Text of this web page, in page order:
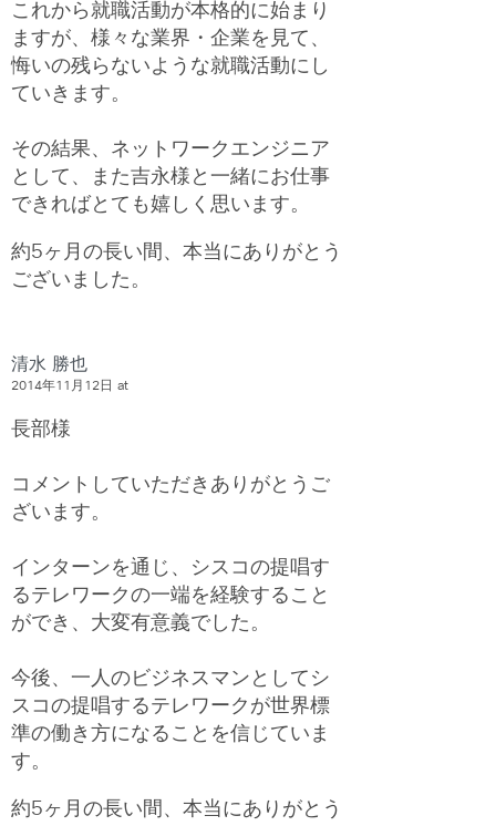
これから就職活動が本格的に始まり
ますが、様々な業界・企業を見て、
悔いの残らないような就職活動にし
ていきます。
その結果、ネットワークエンジニア
として、また吉永様と一緒にお仕事
できればとても嬉しく思います。
約5ヶ月の長い間、本当にありがとう
ございました。
清水 勝也
2014年11月12日 at
長部様
コメントしていただきありがとうご
ざいます。
インターンを通じ、シスコの提唱す
るテレワークの一端を経験すること
ができ、大変有意義でした。
今後、一人のビジネスマンとしてシ
スコの提唱するテレワークが世界標
準の働き方になることを信じていま
す。
約5ヶ月の長い間、本当にありがとう